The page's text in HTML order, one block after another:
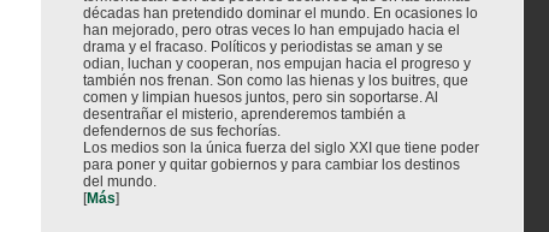
décadas han pretendido dominar el mundo. En ocasiones lo
han mejorado, pero otras veces lo han empujado hacia el
drama y el fracaso. Políticos y periodistas se aman y se
odian, luchan y cooperan, nos empujan hacia el progreso y
también nos frenan. Son como las hienas y los buitres, que
comen y limpian huesos juntos, pero sin soportarse. Al
desentrañar el misterio, aprenderemos también a
defendernos de sus fechorías.
Los medios son la única fuerza del siglo XXI que tiene poder
para poner y quitar gobiernos y para cambiar los destinos
del mundo.
[Más]